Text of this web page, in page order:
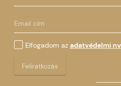
Elfogadom az adatvédelmi
Feliratkozás